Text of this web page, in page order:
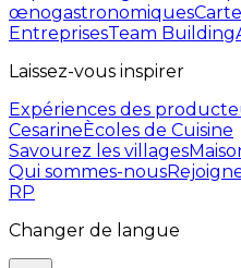
œnogastronomiques
EntreprisesTeam Building
Laissez-vous inspirer
Expériences des
CesarineÈcoles de Cuisine
Savourez les villages
Qui sommes-nous
RP
Changer de langue